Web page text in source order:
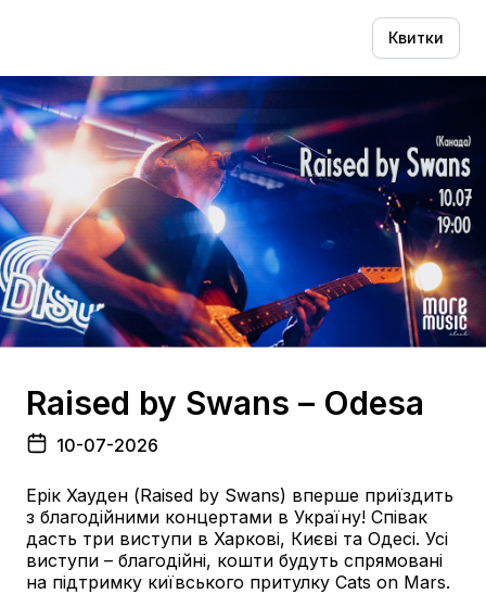
Квитки
Raised by Swans – Odesa
10-07-2026
Ерік Хауден (Raised by Swans) вперше приїздить
з благодійними концертами в Україну! Співак
дасть три виступи в Харкові, Києві та Одесі. Усі
виступи – благодійні, кошти будуть спрямовані
на підтримку київського притулку Cats on Mars.